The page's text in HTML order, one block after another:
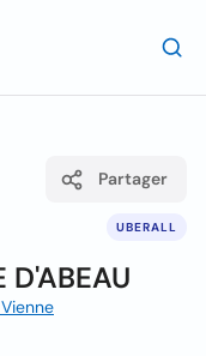
UBERALL
Partager